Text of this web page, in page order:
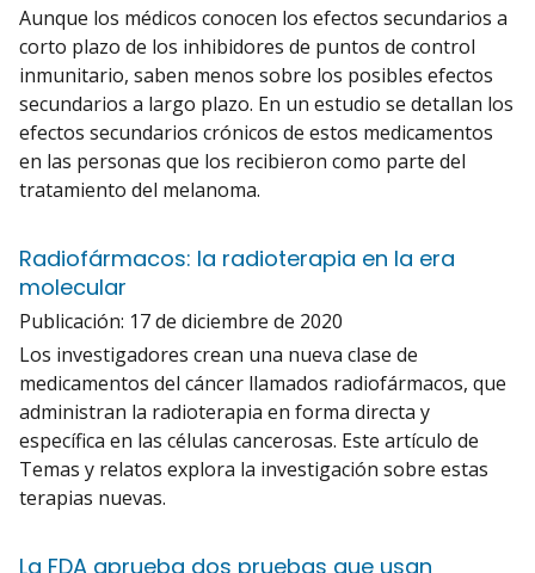
Aunque los médicos conocen los efectos secundarios a
corto plazo de los inhibidores de puntos de control
inmunitario, saben menos sobre los posibles efectos
secundarios a largo plazo. En un estudio se detallan los
efectos secundarios crónicos de estos medicamentos
en las personas que los recibieron como parte del
tratamiento del melanoma.
Radiofármacos: la radioterapia en la era
molecular
Publicación: 17 de diciembre de 2020
Los investigadores crean una nueva clase de
medicamentos del cáncer llamados radiofármacos, que
administran la radioterapia en forma directa y
específica en las células cancerosas. Este artículo de
Temas y relatos explora la investigación sobre estas
terapias nuevas.
La FDA aprueba dos pruebas que usan